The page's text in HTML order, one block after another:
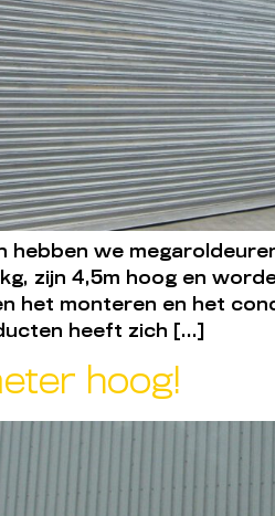
we
zijn 4,5m hoog en
het monteren en het
heeft zich […]
hoog!